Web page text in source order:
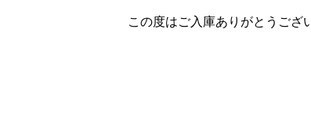
この度はご入庫ありがとうござ